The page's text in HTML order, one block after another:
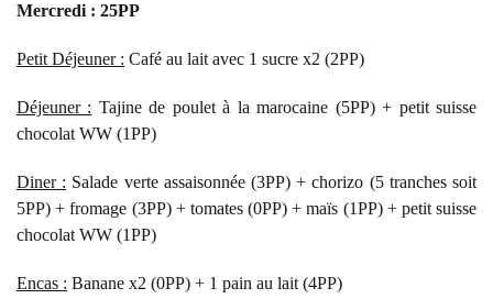
Mercredi : 25PP
Petit Déjeuner : Café au lait avec 1 sucre x2 (2PP)
Déjeuner : Tajine de poulet à la marocaine (5PP) + petit suisse
chocolat WW (1PP)
Diner : Salade verte assaisonnée (3PP) + chorizo (5 tranches soit
5PP) + fromage (3PP) + tomates (0PP) + maïs (1PP) + petit suisse
chocolat WW (1PP)
Encas : Banane x2 (0PP) + 1 pain au lait (4PP)